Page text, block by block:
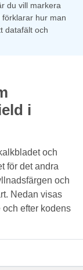
du vill markera
hur man
datafält och
i
och
för det andra
och
Nedan visas
efter kodens